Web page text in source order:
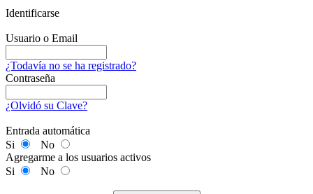
Identificarse
Usuario o Email
¿Todavía no se ha registrado?
Contraseña
¿Olvidó su Clave?
Entrada automática
Si
No
Agregarme a los usuarios activos
Si
No